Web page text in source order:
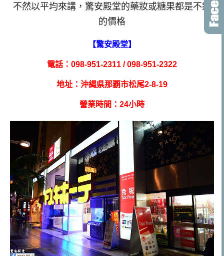
不然以平均來講，驚安殿堂的藥妝或糖果都是不錯
的價格
【驚安殿堂】
電話：098-951-2311 / 098-951-2322
地址：沖縄県那覇市松尾2-8-19
營業時間：24小時